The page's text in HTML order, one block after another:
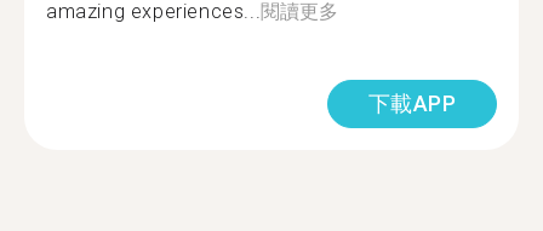
amazing experiences...閱讀更多
下載APP